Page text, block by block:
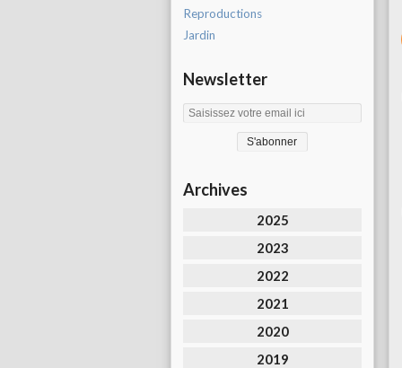
Reproductions
Jardin
Newsletter
Archives
2025
2023
2022
2021
2020
2019